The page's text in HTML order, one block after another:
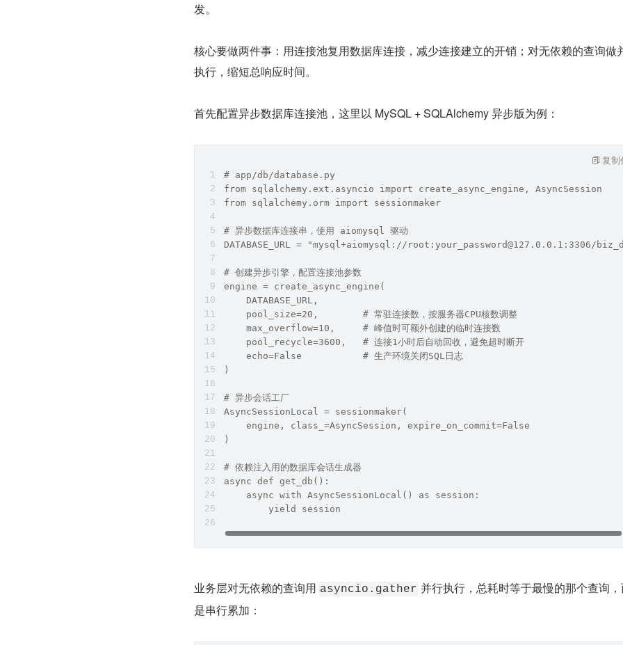
发。
核心要做两件事：用连接池复用数据库连接，减少连接建立的开销；对无依赖的查询做
执行，缩短总响应时间。
首先配置异步数据库连接池，这里以 MySQL + SQLAlchemy 异步版为例：
# app/db/database.py
from sqlalchemy.ext.asyncio import create_async_engine, AsyncSession
from sqlalchemy.orm import sessionmaker
# 异步数据库连接串，使用 aiomysql 驱动
DATABASE_URL = "mysql+aiomysql://root:your_password@127.0.0.1:3306/
# 创建异步引擎，配置连接池参数
engine = create_async_engine(
    DATABASE_URL,
    pool_size=20,        # 常驻连接数，按服务器CPU核数调整
    max_overflow=10,     # 峰值时可额外创建的临时连接数
    pool_recycle=3600,   # 连接1小时后自动回收，避免超时断开
    echo=False           # 生产环境关闭SQL日志
)
# 异步会话工厂
AsyncSessionLocal = sessionmaker(
    engine, class_=AsyncSession, expire_on_commit=False
)
# 依赖注入用的数据库会话生成器
async def get_db():
    async with AsyncSessionLocal() as session:
        yield session
复制
业务层对无依赖的查询用 asyncio.gather 并行执行，总耗时等于最慢的那个查询
是串行累加：